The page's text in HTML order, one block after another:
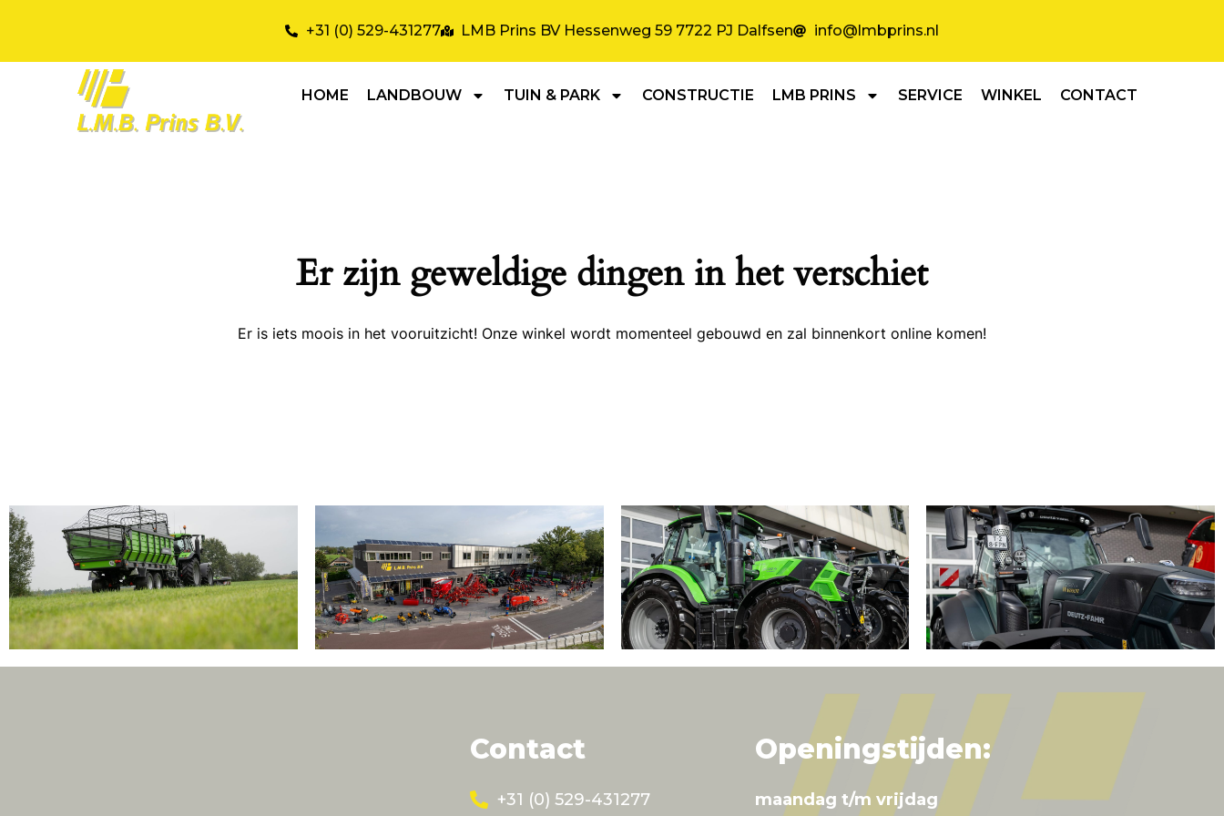
+31 (0) 529-431277 LMB Prins BV Hessenweg 59 7722 PJ Dalfsen info@lmbprins.nl
HOME LANDBOUW TUIN & PARK CONSTRUCTIE LMB PRINS SERVICE WINKEL CONTACT
Er zijn geweldige dingen in het verschiet
Er is iets moois in het vooruitzicht! Onze winkel wordt momenteel gebouwd en zal binnenkort online komen!
Contact
+31 (0) 529-431277
Openingstijden:
maandag t/m vrijdag